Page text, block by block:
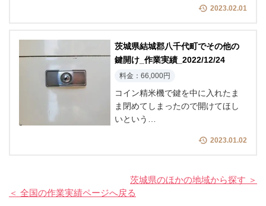
2023.02.01
茨城県結城郡八千代町でその他の
鍵開け_作業実績_2022/12/24
料金：66,000円
コイン精米機で鍵を中に入れたま
ま閉めてしまったので開けてほし
いという…
2023.01.02
茨城県のほかの地域から探す ＞
＜ 全国の作業実績ページへ戻る